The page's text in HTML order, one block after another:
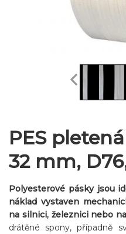
PES
32 mm,
Polyesterové pásky jsou
náklad vystaven
na silnici, železnici nebo
drátěné spony, případně